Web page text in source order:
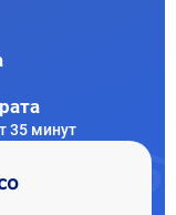
35 минут